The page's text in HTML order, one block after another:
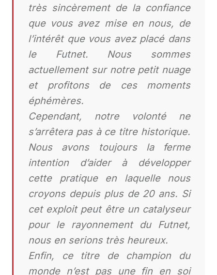
très sincèrement de la confiance
que vous avez mise en nous, de
l’intérêt que vous avez placé dans
le Futnet. Nous sommes
actuellement sur notre petit nuage
et profitons de ces moments
éphémères.
Cependant, notre volonté ne
s’arrêtera pas à ce titre historique.
Nous avons toujours la ferme
intention d’aider à développer
cette pratique en laquelle nous
croyons depuis plus de 20 ans. Si
cet exploit peut être un catalyseur
pour le rayonnement du Futnet,
nous en serions très heureux.
Enfin, ce titre de champion du
monde n’est pas une fin en soi